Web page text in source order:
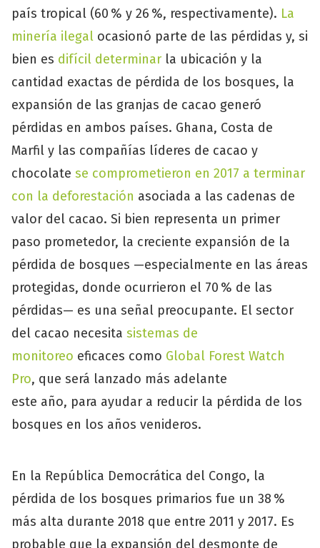
país tropical (60 % y 26 %, respectivamente). La
minería ilegal ocasionó parte de las pérdidas y, si
bien es difícil determinar la ubicación y la
cantidad exactas de pérdida de los bosques, la
expansión de las granjas de cacao generó
pérdidas en ambos países. Ghana, Costa de
Marfil y las compañías líderes de cacao y
chocolate se comprometieron en 2017 a terminar
con la deforestación asociada a las cadenas de
valor del cacao. Si bien representa un primer
paso prometedor, la creciente expansión de la
pérdida de bosques —especialmente en las áreas
protegidas, donde ocurrieron el 70 % de las
pérdidas— es una señal preocupante. El sector
del cacao necesita sistemas de
monitoreo eficaces como Global Forest Watch
Pro, que será lanzado más adelante
este año, para ayudar a reducir la pérdida de los
bosques en los años venideros.
En la República Democrática del Congo, la
pérdida de los bosques primarios fue un 38 %
más alta durante 2018 que entre 2011 y 2017. Es
probable que la expansión del desmonte de